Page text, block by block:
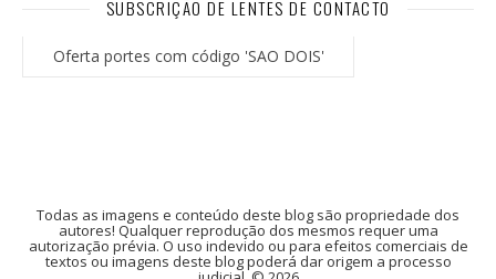
SUBSCRIÇÃO DE LENTES DE CONTACTO
Oferta portes com código 'SAO DOIS'
Todas as imagens e conteúdo deste blog são propriedade dos
autores! Qualquer reprodução dos mesmos requer uma
autorização prévia. O uso indevido ou para efeitos comerciais de
textos ou imagens deste blog poderá dar origem a processo